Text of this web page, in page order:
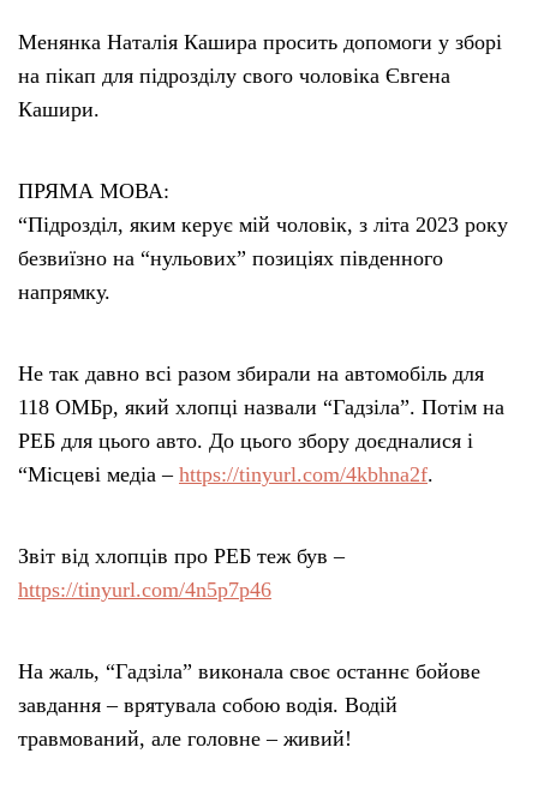
Менянка Наталія Кашира просить допомоги у зборі
на пікап для підрозділу свого чоловіка Євгена
Кашири.
ПРЯМА МОВА:
“Підрозділ, яким керує мій чоловік, з літа 2023 року
безвиїзно на “нульових” позиціях південного
напрямку.
Не так давно всі разом збирали на автомобіль для
118 ОМБр, який хлопці назвали “Гадзіла”. Потім на
РЕБ для цього авто. До цього збору доєдналися і
“Місцеві медіа – https://tinyurl.com/4kbhna2f.
Звіт від хлопців про РЕБ теж був –
https://tinyurl.com/4n5p7p46
На жаль, “Гадзіла” виконала своє останнє бойове
завдання – врятувала собою водія. Водій
травмований, але головне – живий!